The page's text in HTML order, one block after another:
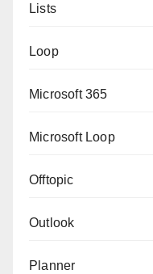
Lists
Loop
Microsoft 365
Microsoft Loop
Offtopic
Outlook
Planner